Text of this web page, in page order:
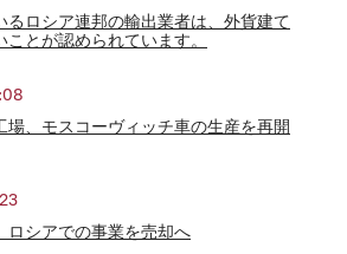
るロシア連邦の輸出業者は、外貨建て
とが認められています。
場、モスコーヴィッチ車の生産を再開
ロシアでの事業を売却へ